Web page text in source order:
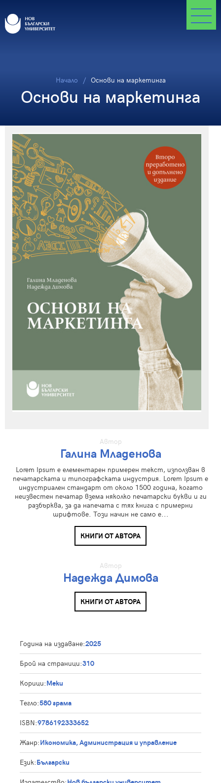
Начало Основи на маркетинга
Основи на маркетинга
Автор
Галина Младенова
Lorem Ipsum е елементарен примерен текст, използван в
печатарската и типографската индустрия. Lorem Ipsum е
индустриален стандарт от около 1500 година, когато
неизвестен печатар взема няколко печатарски букви и ги
разбърква, за да напечата с тях книга с примерни
шрифтове. Този начин не само е...
КНИГИ ОТ АВТОРА
Автор
Надежда Димова
КНИГИ ОТ АВТОРА
Година на издаване:2025
Брой на страници:310
Корици:Меки
Тегло:580 грама
ISBN:9786192333652
Жанр:Икономика, Администрация и управление
Език:Български